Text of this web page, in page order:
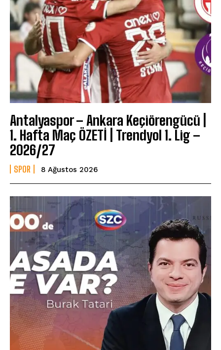
Antalyaspor – Ankara Keçiörengücü |
1. Hafta Maç ÖZETİ | Trendyol 1. Lig –
2026/27
SPOR 8 Ağustos 2026